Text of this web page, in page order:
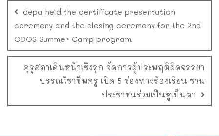
depa held the certificate presentation
ceremony and the closing ceremony for the 2nd
ODOS Summer Camp program.
คุรุสภาเดินหน้าเชิงรุก จัดการผู้ประพฤติผิดจรรยา
บรรณวิชาชีพครู เปิด 5 ช่องทางร้องเรียน ชวน
ประชาชนร่วมเป็นหูเป็นตา